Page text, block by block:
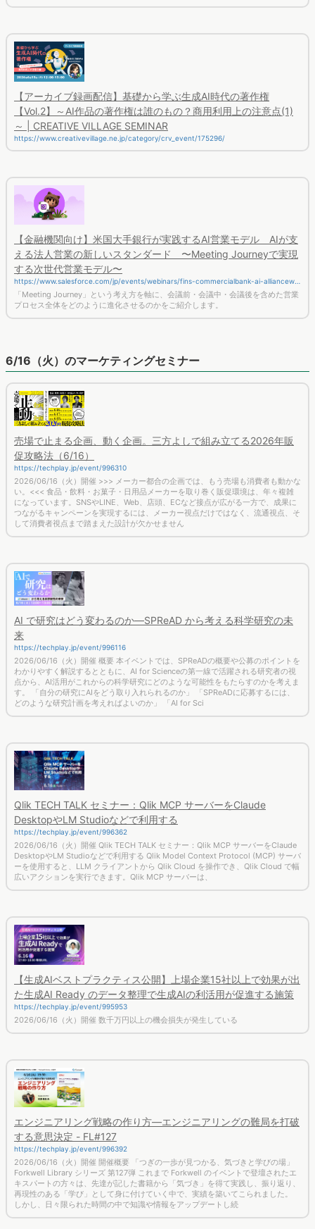
【アーカイブ録画配信】基礎から学ぶ生成AI時代の著作権
【Vol.2】～AI作品の著作権は誰のもの？商用利用上の注意点(1)
～ | CREATIVE VILLAGE SEMINAR
https://www.creativevillage.ne.jp/category/crv_event/175296/
【金融機関向け】米国大手銀行が実践するAI営業モデル AIが支
える法人営業の新しいスタンダード 〜Meeting Journeyで実現
する次世代営業モデル〜
https://www.salesforce.com/jp/events/webinars/fins-commercialbank-ai-alliancewe
binar/
「Meeting Journey」という考え方を軸に、会議前・会議中・会議後を含めた営業
プロセス全体をどのように進化させるのかをご紹介します。
6/16（火）のマーケティングセミナー
売場で止まる企画、動く企画。三方よしで組み立てる2026年販
促攻略法（6/16）
https://techplay.jp/event/996310
2026/06/16（火）開催 >>> メーカー都合の企画では、もう売場も消費者も動かな
い。<<< 食品・飲料・お菓子・日用品メーカーを取り巻く販促環境は、年々複雑
になっています。SNSやLINE、Web、店頭、ECなど接点が広がる一方で、成果に
つながるキャンペーンを実現するには、メーカー視点だけではなく、流通視点、そ
して消費者視点まで踏まえた設計が欠かせません
AI で研究はどう変わるのか―SPReAD から考える科学研究の未
来
https://techplay.jp/event/996116
2026/06/16（火）開催 概要 本イベントでは、SPReADの概要や公募のポイントを
わかりやすく解説するとともに、AI for Scienceの第一線で活躍される研究者の視
点から、AI活用がこれからの科学研究にどのような可能性をもたらすのかを考えま
す。 「自分の研究にAIをどう取り入れられるのか」 「SPReADに応募するには、
どのような研究計画を考えればよいのか」 「AI for Sci
Qlik TECH TALK セミナー：Qlik MCP サーバーをClaude
DesktopやLM Studioなどで利用する
https://techplay.jp/event/996362
2026/06/16（火）開催 Qlik TECH TALK セミナー：Qlik MCP サーバーをClaude
DesktopやLM Studioなどで利用する Qlik Model Context Protocol (MCP) サーバ
ーを使用すると、LLM クライアントから Qlik Cloud を操作でき、Qlik Cloud で幅
広いアクションを実行できます。Qlik MCP サーバーは、
【生成AIベストプラクティス公開】上場企業15社以上で効果が出
た生成AI Ready のデータ整理で生成AIの利活用が促進する施策
https://techplay.jp/event/995953
2026/06/16（火）開催 数千万円以上の機会損失が発生している
エンジニアリング戦略の作り方―エンジニアリングの難局を打破
する意思決定 - FL#127
https://techplay.jp/event/996392
2026/06/16（火）開催 開催概要 「つぎの一歩が見つかる、気づきと学びの場」
Forkwell Library シリーズ 第127弾 これまで Forkwell のイベントで登壇されたエ
キスパートの方々は、先達が記した書籍から「気づき」を得て実践し、振り返り、
再現性のある「学び」として身に付けていく中で、実績を築いてこられました。
しかし、日々限られた時間の中で知識や情報をアップデートし続